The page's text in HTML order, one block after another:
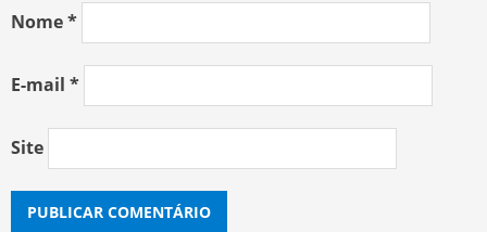
Nome*
E-mail *
Site